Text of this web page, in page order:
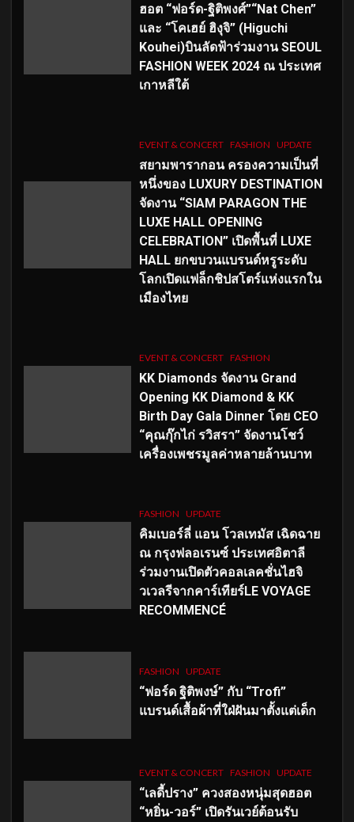
ฮอต “ฟอร์ด-ฐิติพงศ์”“Nat Chen”
และ “โคเฮย์ ฮิงุจิ” (Higuchi
Kouhei)บินลัดฟ้าร่วมงาน SEOUL
FASHION WEEK 2024 ณ ประเทศ
เกาหลีใต้
EVENT & CONCERT FASHION UPDATE
สยามพารากอน ครองความเป็นที่
หนึ่งของ LUXURY DESTINATION
จัดงาน “SIAM PARAGON THE
LUXE HALL OPENING
CELEBRATION” เปิดพื้นที่ LUXE
HALL ยกขบวนแบรนด์หรูระดับ
โลกเปิดแฟล็กชิปสโตร์แห่งแรกใน
เมืองไทย
EVENT & CONCERT FASHION
KK Diamonds จัดงาน Grand
Opening KK Diamond & KK
Birth Day Gala Dinner โดย CEO
“คุณกุ๊กไก่ รวิสรา” จัดงานโชว์
เครื่องเพชรมูลค่าหลายล้านบาท
FASHION UPDATE
คิมเบอร์ลี่ แอน โวลเทมัส เฉิดฉาย
ณ กรุงฟลอเรนซ์ ประเทศอิตาลี
ร่วมงานเปิดตัวคอลเลคชั่นไฮจิ
วเวลรีจากคาร์เทียร์LE VOYAGE
RECOMMENCÉ
FASHION UPDATE
“ฟอร์ด ฐิติพงษ์” กับ “Trofi”
แบรนด์เสื้อผ้าที่ใฝ่ฝันมาตั้งแต่เด็ก
EVENT & CONCERT FASHION UPDATE
“เลดี้ปราง” ควงสองหนุ่มสุดฮอต
“หยิ่น-วอร์” เปิดรันเวย์ต้อนรับ